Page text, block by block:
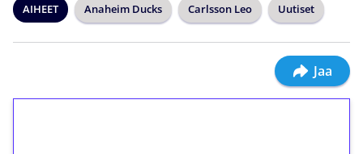
AIHEET Anaheim Ducks Carlsson Leo Uutiset
Jaa